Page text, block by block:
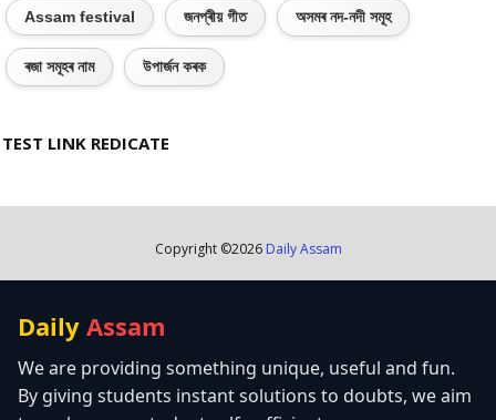
Assam festival জনপ্ৰীয় গীত অসমৰ নদ-নদী সমূহ
ৰজা সমূহৰ নাম উপাৰ্জন কৰক
TEST LINK REDICATE
Copyright ©2026 Daily Assam
Daily Assam
We are providing something unique, useful and fun.
By giving students instant solutions to doubts, we aim